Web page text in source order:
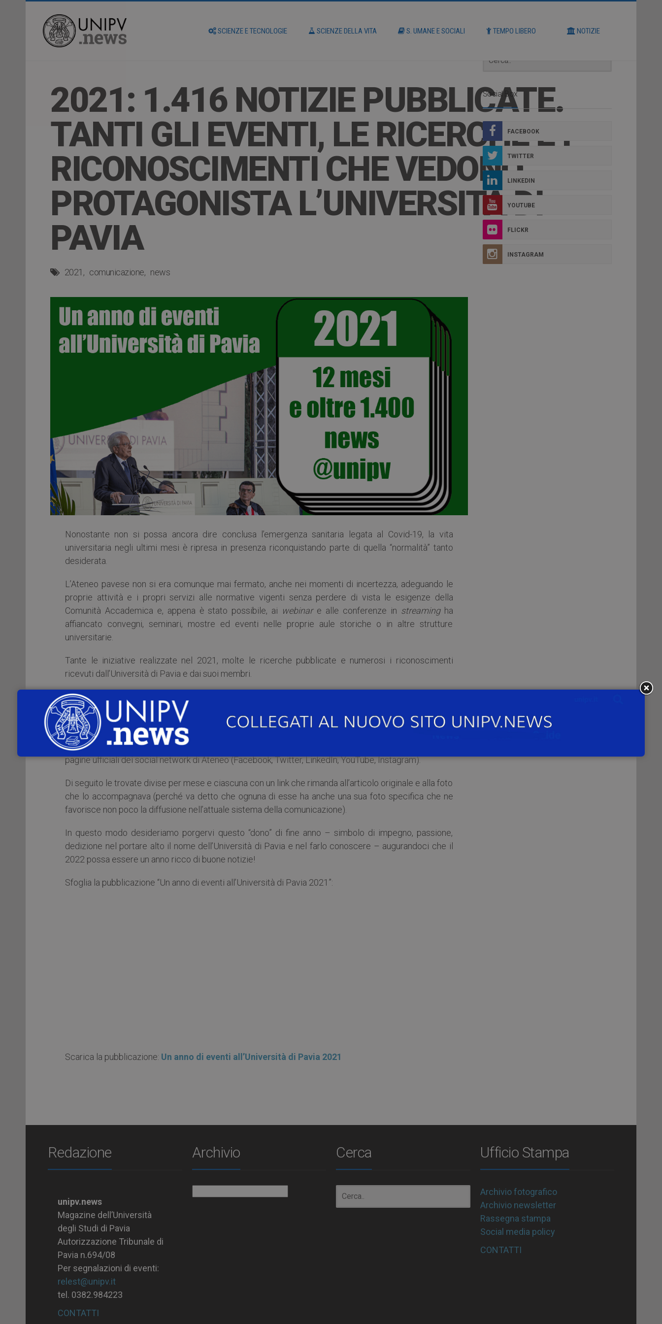
SCIENZE E TECNOLOGIE SCIENZE DELLA VITA S. UMANE E SOCIALI TEMPO LIBERO NOTIZIE
2021: 1.416 NOTIZIE PUBBLICATE.
TANTI GLI EVENTI, LE RICERCHE E I
RICONOSCIMENTI CHE VEDONO
PROTAGONISTA L’UNIVERSITÀ DI
PAVIA
2021 comunicazione news
Nonostante non si possa ancora dire conclusa l’emergenza sanitaria legata al Covid-19, la vita
universitaria negli ultimi mesi è ripresa in presenza riconquistando parte di quella “normalità” tanto
desiderata.
L’Ateneo pavese non si era comunque mai fermato, anche nei momenti di incertezza, adeguando le
proprie attività e i propri servizi alle normative vigenti senza perdere di vista le esigenze della
Comunità Accademica e, appena è stato possibile, ai webinare alle conferenze in streamingha
affiancato convegni, seminari, mostre ed eventi nelle proprie aule storiche o in altre strutture
universitarie.
Tante le iniziative realizzate nel 2021, molte le ricerche pubblicate e numerosi i riconoscimenti
ricevuti dall’Università di Pavia e dai suoi membri.
Come ogni anno, ci fa piacere raccogliere in questa pubblicazione tutti gli articoli presentati online sul
sito delle news d’Ateneo (http://news.unipv.it
Molte di queste notizie sono anche apparse sulla stampa nazionale e locale, in radio e in tv (come è
mostrato dalla nostra rassegna stampa quotidiana) e hanno riscosso buon successo anche sulle
pagine ufficiali dei social network di Ateneo (Facebook, Twitter, LinkedIn, YouTube, Instagram).
Di seguito le trovate divise per mese e ciascuna con un link che rimanda all’articolo originale e alla foto
che lo accompagnava (perché va detto che ognuna di esse ha anche una sua foto specifica che ne
favorisce non poco la diffusione nell’attuale sistema della comunicazione).
In questo modo desideriamo porgervi questo “dono” di fine anno – simbolo di impegno, passione,
dedizione nel portare alto il nome dell’Università di Pavia e nel farlo conoscere – augurandoci che il
2022 possa essere un anno ricco di buone notizie!
Sfoglia la pubblicazione “Un anno di eventi all’Università di Pavia 2021”:
Scarica la pubblicazione: Un anno di eventi all’Università di Pavia 2021
Social Box
FACEBOOK
TWITTER
LINKEDIN
YOUTUBE
FLICKR
INSTAGRAM
Redazione
unipv.news
Magazine dell’Università
degli Studi di Pavia
Autorizzazione Tribunale di
Pavia n.694/08
Per segnalazioni di eventi:
relest@unipv.it
tel. 0382.984223
CONTATTI
Archivio Cerca Ufficio Stampa
Archivio fotografico
Archivio newsletter
Rassegna stampa
Social media policy
CONTATTI